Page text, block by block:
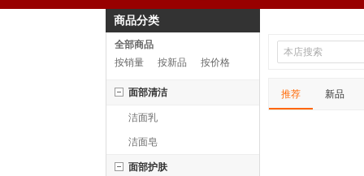
商品分类
全部商品
按销量
按新品 按价格
面部清洁
洁面乳
洁面皂
面部护肤
推荐 新品